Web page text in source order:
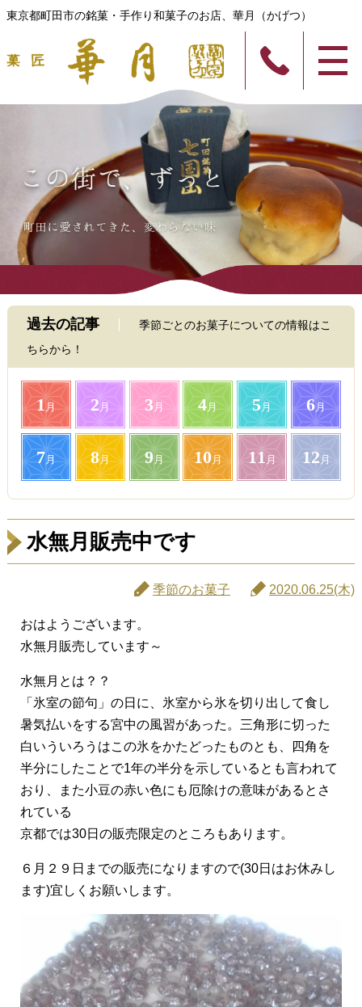
東京都町田市の銘菓・手作り和菓子のお店、華月（かげつ）
過去の記事
季節ごとのお菓子についての情報はこ
ちらから！
1月 2 月 3 月 4月 5月 6月
7月 8月 9月 10月 11 月 12 月
水無月販売中です
季節のお菓子 2020.06.25(木)
おはようございます。
水無月販売しています～
水無月とは？？
「氷室の節句」の日に、氷室から氷を切り出して食し
暑気払いをする宮中の風習があった。三角形に切った
白いういろうはこの氷をかたどったものとも、四角を
半分にしたことで1年の半分を示しているとも言われて
おり、また小豆の赤い色にも厄除けの意味があるとさ
れている
京都では30日の販売限定のところもあります。
６月２９日までの販売になりますので(30日はお休みし
ます)宜しくお願いします。